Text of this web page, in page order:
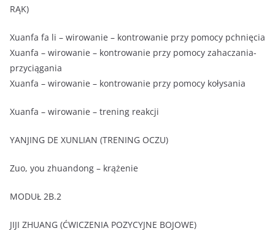
RĄK)
Xuanfa fa li – wirowanie – kontrowanie przy pomocy pchnięcia
Xuanfa – wirowanie – kontrowanie przy pomocy zahaczania-
przyciągania
Xuanfa – wirowanie – kontrowanie przy pomocy kołysania
Xuanfa – wirowanie – trening reakcji
YANJING DE XUNLIAN (TRENING OCZU)
Zuo, you zhuandong – krążenie
MODUŁ 2B.2
JIJI ZHUANG (ĆWICZENIA POZYCYJNE BOJOWE)